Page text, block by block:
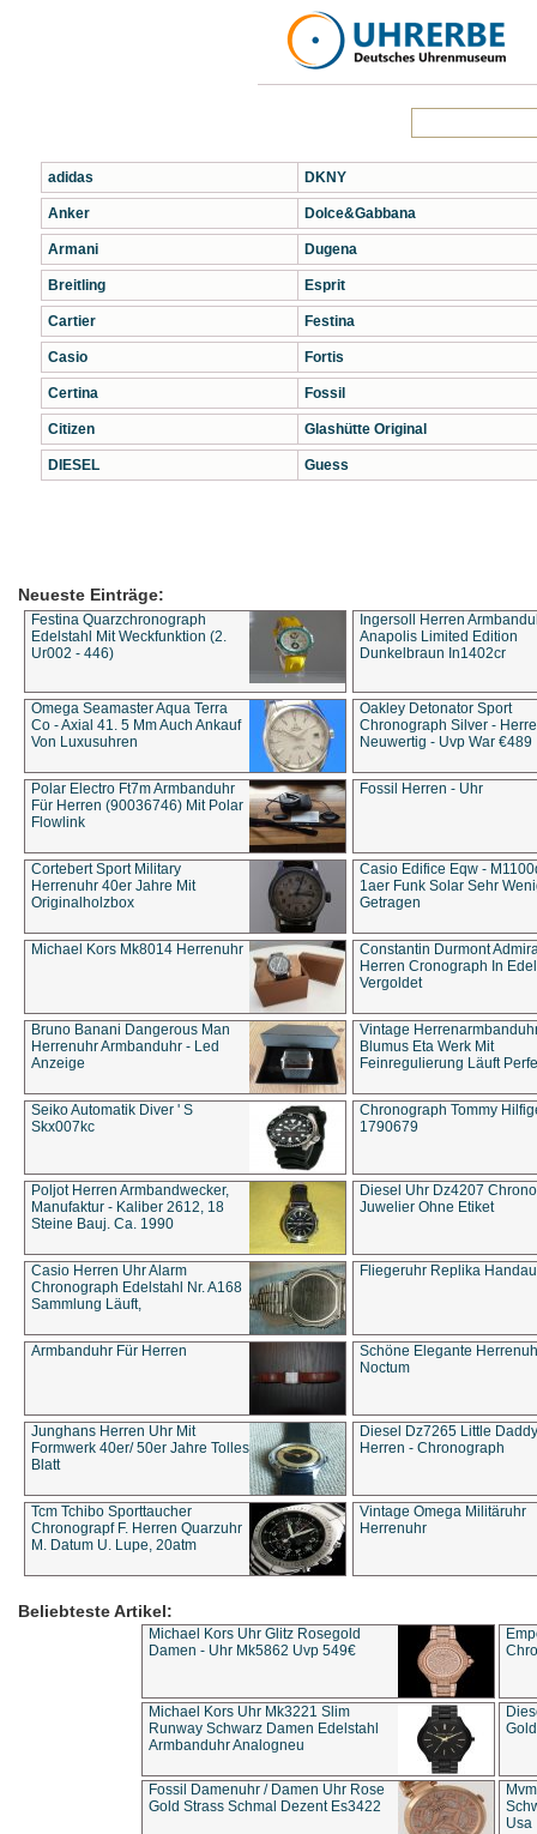
adidas
Anker
Armani
Breitling
Cartier
Casio
Certina
Citizen
DIESEL
DKNY
Dolce&Gabbana
Dugena
Esprit
Festina
Fortis
Fossil
Glashütte Original
Guess
Neueste Einträge:
Festina Quarzchronograph
Edelstahl Mit Weckfunktion (2.
Ur002 - 446)
Ingersoll Herren
Anapolis Limited Edition
Dunkelbraun In1402cr
Omega Seamaster Aqua Terra
Co - Axial 41. 5 Mm Auch Ankauf
Von Luxusuhren
Oakley Detonator Sport
Chronograph Silver -
Neuwertig - Uvp War €489
Polar Electro Ft7m Armbanduhr
Für Herren (90036746) Mit Polar
Flowlink
Fossil Herren - Uhr
Cortebert Sport Military
Herrenuhr 40er Jahre Mit
Originalholzbox
Casio Edifice Eqw -
1aer Funk Solar Sehr
Getragen
Michael Kors Mk8014 Herrenuhr
Constantin Durmont
Herren Cronograph In
Vergoldet
Bruno Banani Dangerous Man
Herrenuhr Armbanduhr - Led
Anzeige
Vintage
Blumus Eta Werk Mit
Feinregulierung Läuft
Seiko Automatik Diver ' S
Skx007kc
Chronograph Tommy
1790679
Poljot Herren Armbandwecker,
Manufaktur - Kaliber 2612, 18
Steine Bauj. Ca. 1990
Diesel Uhr Dz4207
Juwelier Ohne Etiket
Casio Herren Uhr Alarm
Chronograph Edelstahl Nr. A168
Sammlung Läuft,
Fliegeruhr Replika
Armbanduhr Für Herren
Schöne Elegante
Noctum
Junghans Herren Uhr Mit
Formwerk 40er/ 50er Jahre Tolles
Blatt
Diesel Dz7265 Little Daddy
Herren - Chronograph
Tcm Tchibo Sporttaucher
Chronograpf F. Herren Quarzuhr
M. Datum U. Lupe, 20atm
Vintage Omega Militäruhr
Herrenuhr
Beliebteste Artikel:
Michael Kors Uhr Glitz Rosegold
Damen - Uhr Mk5862 Uvp 549€
Michael Kors Uhr Mk3221 Slim
Runway Schwarz Damen Edelstahl
Armbanduhr Analogneu
Fossil Damenuhr / Damen Uhr Rose
Gold Strass Schmal Dezent Es3422
Usa